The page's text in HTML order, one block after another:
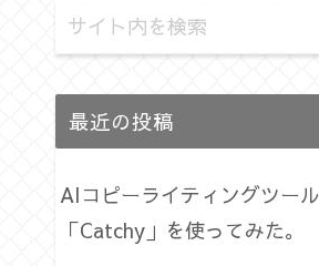
最近の投稿
AIコピーライティングツール
「Catchy」を使ってみた。